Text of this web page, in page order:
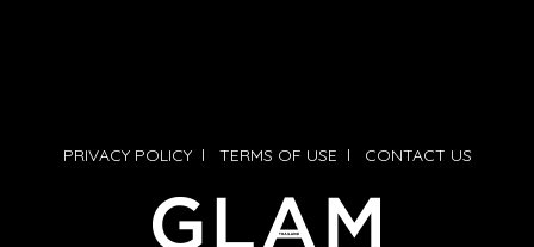
PRIVACY POLICYl TERMS OF USE l CONTACT US